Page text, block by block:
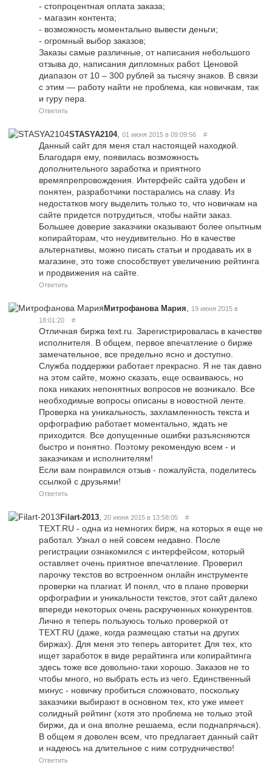
- стопроцентная оплата заказа;
- магазин контента;
- возможность моментально вывести деньги;
- огромный выбор заказов;
Заказы самые различные, от написания небольшого
отзыва до, написания дипломных работ. Ценовой
диапазон от 10 – 300 рублей за тысячу знаков. В связи
с этим — работу найти не проблема, как новичкам, так
и гуру пера.
Ответить
STASYA2104, 01 июня 2015 в 09:09:56 #
Данный сайт для меня стал настоящей находкой.
Благодаря ему, появилась возможность
дополнительного заработка и приятного
времяпрепровождения. Интерфейс сайта удобен и
понятен, разработчики постарались на славу. Из
недостатков могу выделить только то, что новичкам на
сайте придется потрудиться, чтобы найти заказ.
Большее доверие заказчики оказывают более опытным
копирайторам, что неудивительно. Но в качестве
альтернативы, можно писать статьи и продавать их в
магазине, это тоже способствует увеличению рейтинга
и продвижения на сайте.
Ответить
Митрофанова Мария
19 июня 2015 в
18:01:20
#
Отличная биржа text.ru. Зарегистрировалась в качестве
исполнителя. В общем, первое впечатление о бирже
замечательное, все предельно ясно и доступно.
Служба поддержки работает прекрасно. Я не так давно
на этом сайте, можно сказать, еще осваиваюсь, но
пока никаких непонятных вопросов не возникало. Все
необходимые вопросы описаны в новостной ленте.
Проверка на уникальность, захламленность текста и
орфографию работает моментально, ждать не
приходится. Все допущенные ошибки разъясняются
быстро и понятно. Поэтому рекомендую всем - и
заказчикам и исполнителям!
Если вам понравился отзыв - пожалуйста, поделитесь
ссылкой с друзьями!
Ответить
Filart-2013 20 июня 2015 в 13:58:05 #
TEXT.RU - одна из немногих бирж, на которых я еще не
работал. Узнал о ней совсем недавно. После
регистрации ознакомился с интерфейсом, который
оставляет очень приятное впечатление. Проверил
парочку текстов во встроенном онлайн инструменте
проверки на плагиат. И понял, что в плане проверки
орфографии и уникальности текстов, этот сайт далеко
впереди некоторых очень раскрученных конкурентов.
Лично я теперь пользуюсь только проверкой от
TEXT.RU (даже, когда размещаю статьи на других
биржах). Для меня это теперь авторитет. Для тех, кто
ищет заработок в виде рерайтинга или копирайтинга
здесь тоже все довольно-таки хорошо. Заказов не то
чтобы много, но выбрать есть из чего. Единственный
минус - новичку пробиться сложновато, поскольку
заказчики выбирают в основном тех, кто уже имеет
солидный рейтинг (хотя это проблема не только этой
биржи, да и она вполне решаема, если поднапрячься).
В общем я доволен всем, что предлагает данный сайт
и надеюсь на длительное с ним сотрудничество!
Ответить